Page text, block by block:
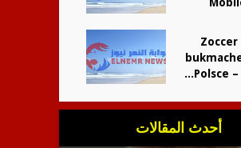
Zoccer
Polsce –
أحدث المقالات